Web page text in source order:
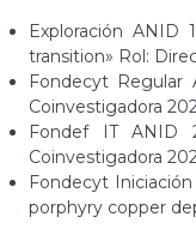
Exploración
transition» Rol:
Fondecyt Regular
Coinvestigadora
Fondef IT ANID
Coinvestigadora
Fondecyt
porphyry copper